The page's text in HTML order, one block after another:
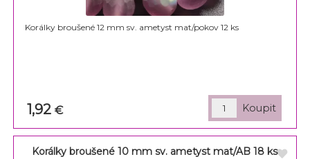
Korálky broušené 12 mm sv. ametyst mat/pokov 12 ks
1,92€
Korálky broušené 10 mm sv. ametyst mat/AB 18 ks